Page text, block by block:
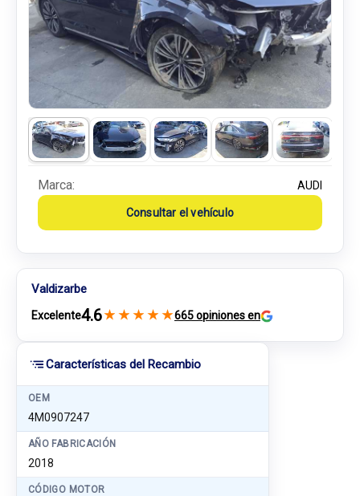
Características del Recambio
OEM
4M0907247
AÑO FABRICACIÓN
2018
CÓDIGO MOTOR
Marca: AUDI
Consultar el vehículo
Valdizarbe
Excelente4.6★ ★ ★ ★ ★665 opiniones en